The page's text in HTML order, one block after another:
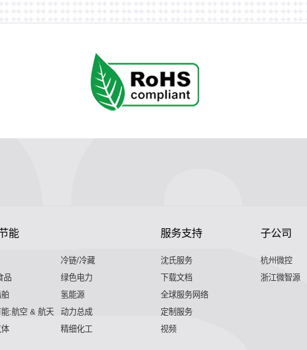
能
冷链/冷藏
品
绿色电力
氢能源
:航空 & 航天
动力总成
精细化工
服务支持
沈氏服务
下载文档
全球服务网络
定制服务
视频
子公司
杭州微控
浙江微智源